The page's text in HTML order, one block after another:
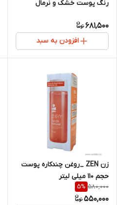
رنگ پوست خشک و نرمال
681,500
افزودن به سبد
زن ZEN _روغن چندکاره پوست
حجم 110 میلی لیتر
580,000
5%
550,000